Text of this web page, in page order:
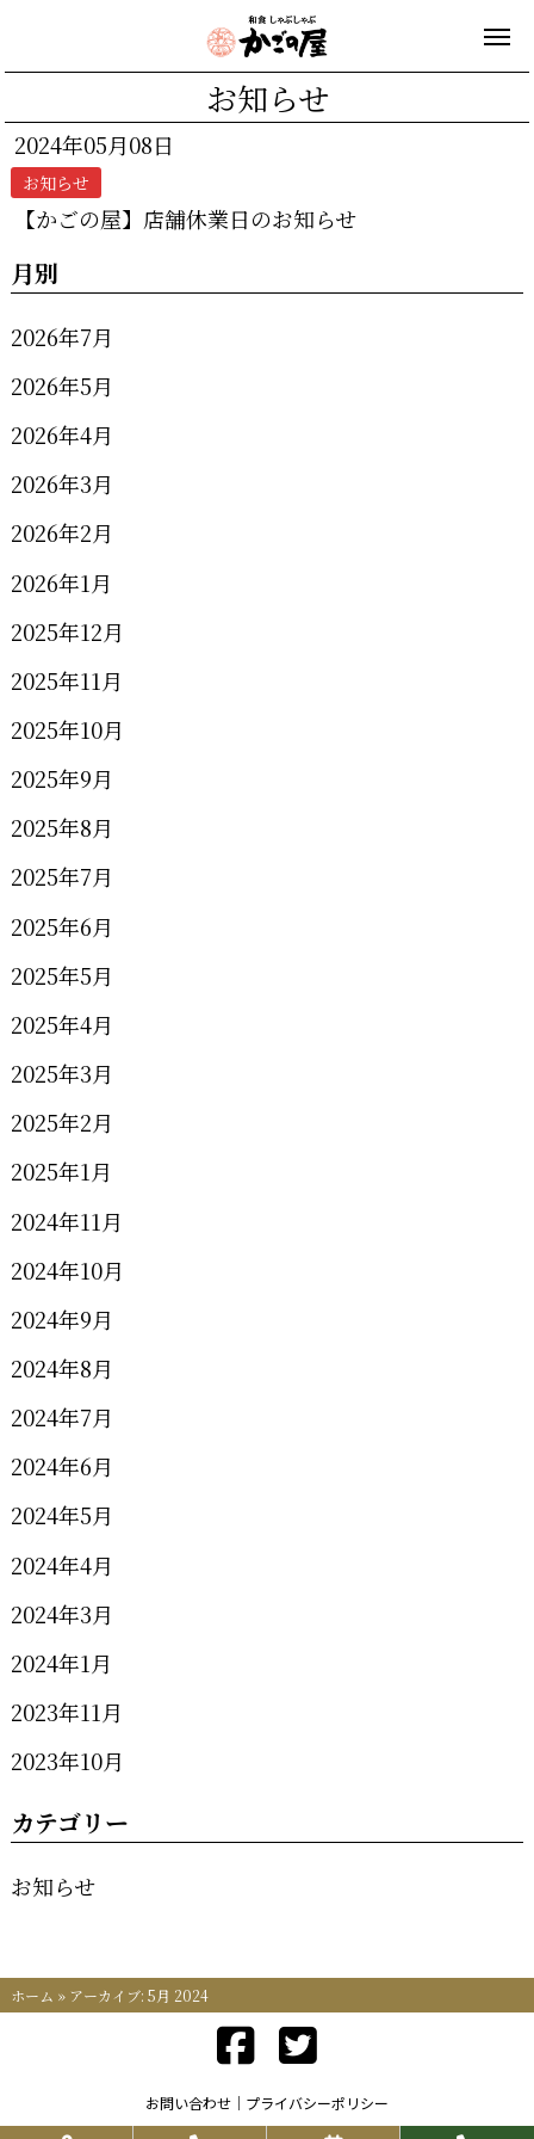
お知らせ
2024年05月08日
お知らせ
【かごの屋】店舗休業日のお知らせ
月別
2026年7月
2026年5月
2026年4月
2026年3月
2026年2月
2026年1月
2025年12月
2025年11月
2025年10月
2025年9月
2025年8月
2025年7月
2025年6月
2025年5月
2025年4月
2025年3月
2025年2月
2025年1月
2024年11月
2024年10月
2024年9月
2024年8月
2024年7月
2024年6月
2024年5月
2024年4月
2024年3月
2024年1月
2023年11月
2023年10月
カテゴリー
お知らせ
ホーム » アーカイブ: 5月 2024
お問い合わせ プライバシーポリシー